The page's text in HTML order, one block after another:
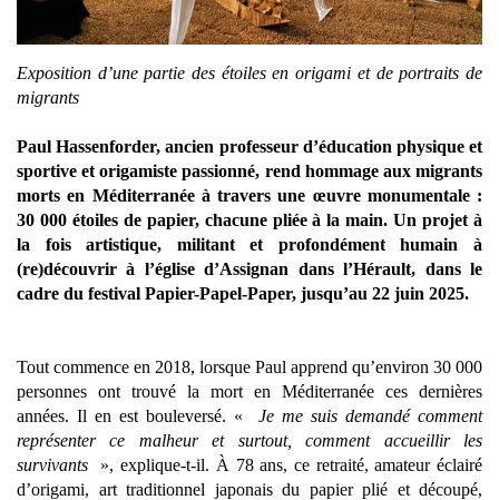
Exposition d’une partie des étoiles en origami et de portraits de
migrants
Paul Hassenforder, ancien professeur d’éducation physique et
sportive et origamiste passionné, rend hommage aux migrants
morts en Méditerranée à travers une œuvre monumentale :
30 000 étoiles de papier, chacune pliée à la main. Un projet à
la fois artistique, militant et profondément humain à
(re)découvrir à l’église d’Assignan dans l’Hérault, dans le
cadre du festival Papier-Papel-Paper, jusqu’au 22 juin 2025.
Tout commence en 2018, lorsque Paul apprend qu’environ 30 000
personnes ont trouvé la mort en Méditerranée ces dernières
années. Il en est bouleversé. «
Je me suis demandé comment
représenter ce malheur et surtout, comment accueillir les
survivants
», explique-t-il. À 78 ans, ce retraité, amateur éclairé
d’origami, art traditionnel japonais du papier plié et découpé,